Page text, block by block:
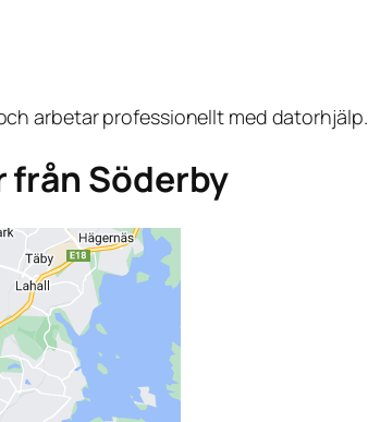
arbetar professionellt med datorhjälp.
från Söderby